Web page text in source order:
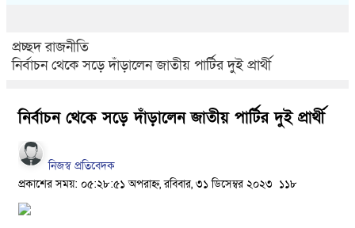
প্রচ্ছদ রাজনীতি
নির্বাচন থেকে সড়ে দাঁড়ালেন জাতীয় পার্টির দুই প্রার্থী
নির্বাচন থেকে সড়ে দাঁড়ালেন জাতীয় পার্টির দুই প্রার্থী
নিজস্ব প্রতিবেদক
প্রকাশের সময়: ০৫:২৮:৫১ অপরাহ্ন, রবিবার, ৩১ ডিসেম্বর ২০২৩ ১১৮